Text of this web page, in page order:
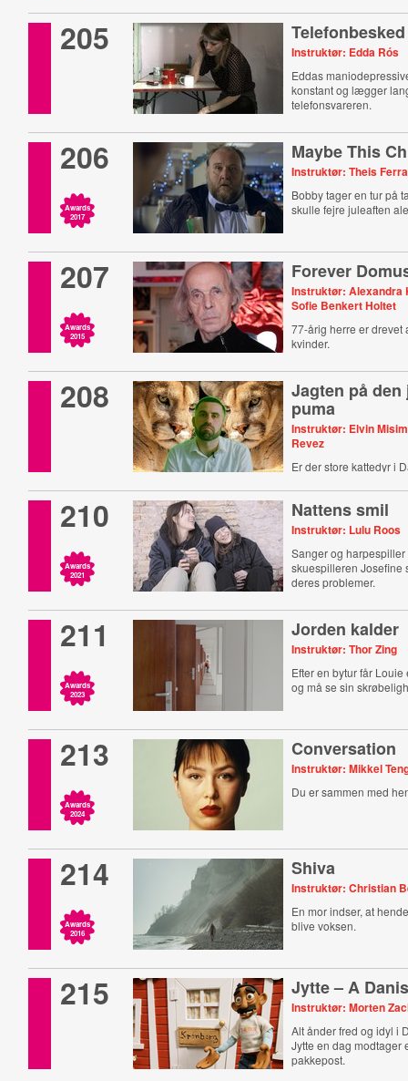
205 Instruktør: Edda Rós
Eddas
konstant og lægger
telefonsvareren.
206
Awards
2017
Maybe This
Instruktør: Theis
Bobby tager en tur på
skulle fejre juleaften
207
Awards
2015
Forever
Instruktør: Alexandra
Sofie Benkert Holtet
77-årig herre er drevet
kvinder.
208 Jagten på den
puma
Instruktør: Elvin
Revez
Er der store kattedyr i
210
Awards
2021
Nattens smil
Instruktør: Lulu Roos
Sanger og
skuespilleren Josefine
deres problemer.
211
Awards
2023
Jorden kalder
Instruktør: Thor Zing
Efter en bytur får
og må se sin
213
Awards
2024
Conversation
Instruktør: Mikkel
Du er sammen med
214
Awards
2016
Shiva
Instruktør: Christian
En mor indser, at
blive voksen.
215 Jytte – A
Instruktør: Morten
Alt ånder fred og idyl i
Jytte en dag modtager
pakkepost.